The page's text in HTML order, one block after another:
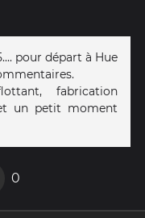
pour départ à Hue
fabrication
un petit moment
0